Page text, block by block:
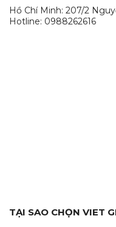
Hồ Chí Minh: 207/2
Hotline: 0988262616
TẠI SAO CHỌN VIET